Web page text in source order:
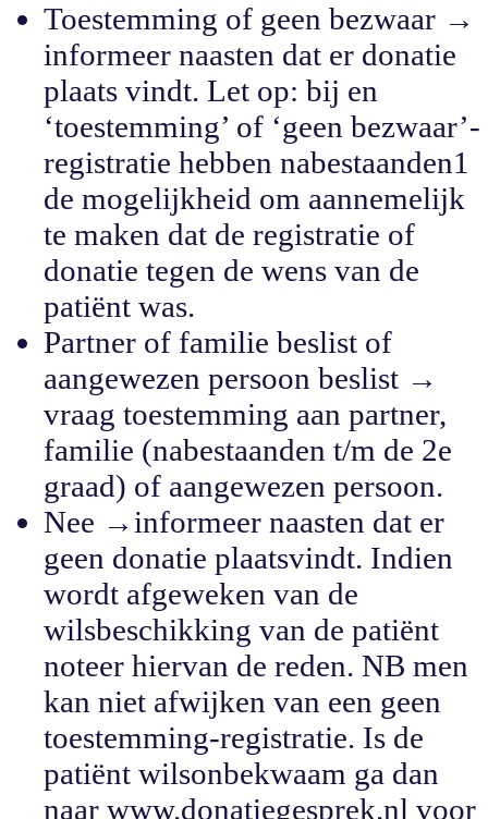
Toestemming of geen bezwaar →
informeer naasten dat er donatie
plaats vindt. Let op: bij en
‘toestemming’ of ‘geen bezwaar’-
registratie hebben nabestaanden1
de mogelijkheid om aannemelijk
te maken dat de registratie of
donatie tegen de wens van de
patiënt was.
Partner of familie beslist of
aangewezen persoon beslist →
vraag toestemming aan partner,
familie (nabestaanden t/m de 2e
graad) of aangewezen persoon.
Nee →informeer naasten dat er
geen donatie plaatsvindt. Indien
wordt afgeweken van de
wilsbeschikking van de patiënt
noteer hiervan de reden. NB men
kan niet afwijken van een geen
toestemming-registratie. Is de
patiënt wilsonbekwaam ga dan
naar www.donatiegesprek.nl voor